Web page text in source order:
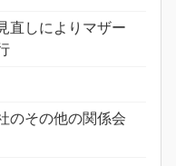
直しによりマザー
のその他の関係会